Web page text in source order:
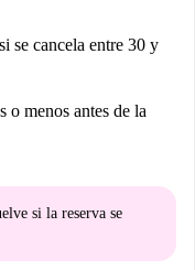
si se cancela entre 30 y
o menos antes de la
si la reserva se